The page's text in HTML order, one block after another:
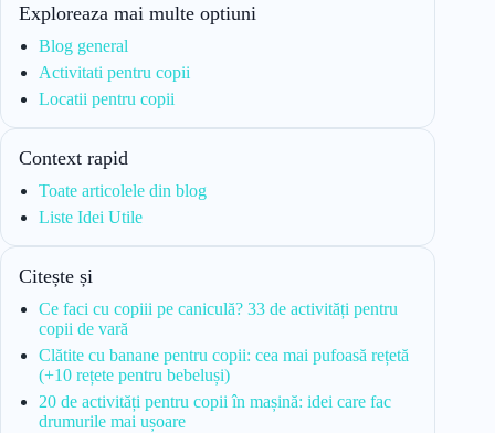
Exploreaza mai multe optiuni
Blog general
Activitati pentru copii
Locatii pentru copii
Context rapid
Toate articolele din blog
Liste Idei Utile
Citește și
Ce faci cu copiii pe caniculă? 33 de activități pentru
copii de vară
Clătite cu banane pentru copii: cea mai pufoasă rețetă
(+10 rețete pentru bebeluși)
20 de activități pentru copii în mașină: idei care fac
drumurile mai ușoare